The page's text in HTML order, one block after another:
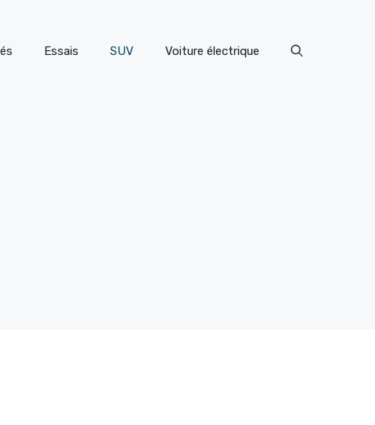
Essais SUV Voiture électrique